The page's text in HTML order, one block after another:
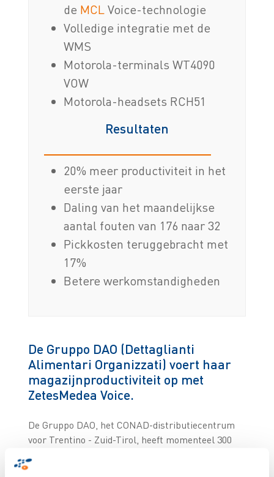
de MCL Voice-technologie
Volledige integratie met de
WMS
Motorola-terminals WT4090
VOW
Motorola-headsets RCH51
Resultaten
20% meer productiviteit in het
eerste jaar
Daling van het maandelijkse
aantal fouten van 176 naar 32
Pickkosten teruggebracht met
17%
Betere werkomstandigheden
De Gruppo DAO (Dettaglianti
Alimentari Organizzati) voert haar
magazijnproductiviteit op met
ZetesMedea Voice.
De Gruppo DAO, het CONAD-distributiecentrum
voor Trentino - Zuid-Tirol, heeft momenteel 300
werd het magazijn in Lavis in de provincie Trente